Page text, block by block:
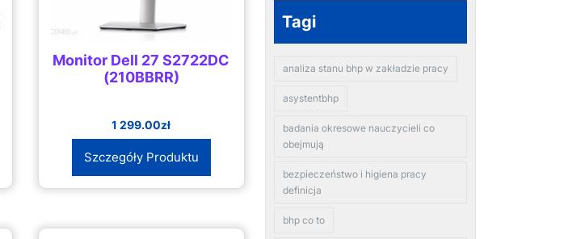
Monitor Dell 27 S2722DC
(210BBRR)
1 299.00zł
Szczegóły Produktu
Tagi
analiza stanu bhp w zakładzie pracy
asystentbhp
badania okresowe nauczycieli co
obejmują
bezpieczeństwo i higiena pracy
definicja
bhp co to